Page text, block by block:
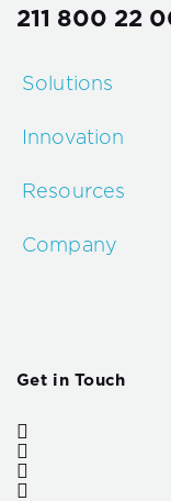
211 800 22
Solutions
Innovation
Resources
Company
Get in Touch